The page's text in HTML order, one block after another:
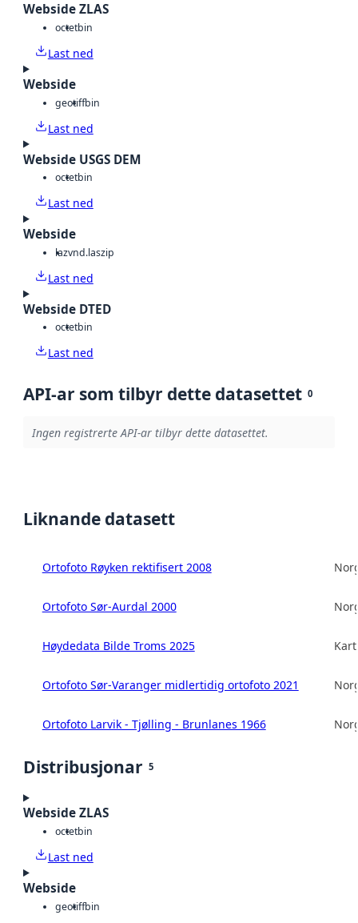
Webside ZLAS
octetbin
Last ned
Webside
geotiffbin
Last ned
Webside USGS DEM
octetbin
Last ned
Webside
lazvnd.laszip
Last ned
Webside DTED
octetbin
Last ned
API-ar som tilbyr dette datasettet 0
Ingen registrerte API-ar tilbyr dette datasettet.
Liknande datasett
Ortofoto Røyken rektifisert 2008
Ortofoto Sør-Aurdal 2000
Høydedata Bilde Troms 2025
Ortofoto Sør-Varanger midlertidig ortofoto 2021
Ortofoto Larvik - Tjølling - Brunlanes 1966
Distribusjonar 5
Webside ZLAS
octetbin
Last ned
Webside
geotiffbin